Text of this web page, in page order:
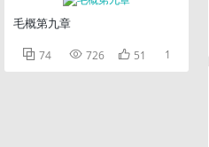
毛概第九章
 74  726  51 1